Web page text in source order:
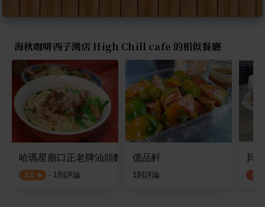
海秋咖啡西子灣店 High Chill cafe 的相似餐廳
哈瑪星廟口正老牌汕頭麵
3.0 · 1 則評論
億品軒
1 則評論
貝
4.2